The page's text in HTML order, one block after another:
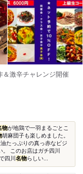
＆激辛チャレンジ開催
物が地鶏で一羽まるごとこ
胡麻団子も楽しめました。
たっぷりの真っ赤なビジ
このお店はガチ四川
四川 名物らしい...